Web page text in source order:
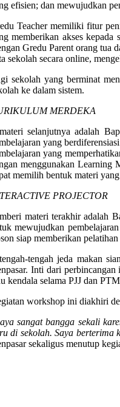
efisien; dan mewujudkan
Teacher memiliki fitur
memberikan akses
Gredu Parent orang tua
sekolah secara online,
sekolah yang berminat
ke dalam sistem.
MERDEKA
selanjutnya adalah
yang
yang
menggunakan Learning
memilih bentuk materi
PROJECTOR
materi terakhir adalah
mewujudkan
siap memberikan
tengah jeda makan
Inti dari perbincangan
kendala selama PJJ dan
workshop ini diakhiri
sangat bangga sekali
di sekolah. Saya berterima
sekaligus menutup